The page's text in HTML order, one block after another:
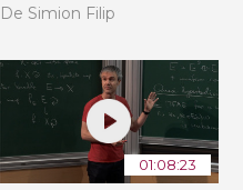
De Simion Filip
01:08:23